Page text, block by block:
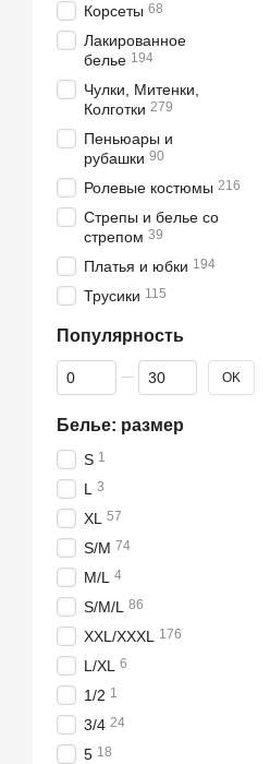
Корсеты 68
Лакированное
белье 194
Чулки, Митенки,
Колготки 279
Пеньюары и
рубашки 90
Ролевые костюмы 216
Стрепы и белье со
стрепом 39
Платья и юбки 194
Трусики 115
Популярность
От Популярность
До Популярность OK
Белье: размер
S 1
L 3
XL 57
S/M 74
M/L 4
S/M/L 86
XXL/XXXL 176
L/XL 6
1/2 1
3/4 24
5 18